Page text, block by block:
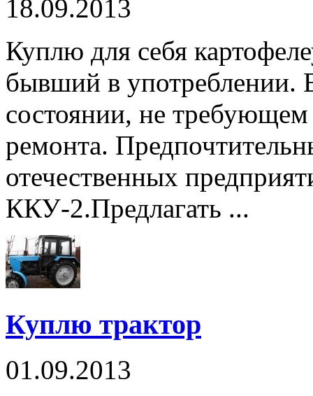
18.09.2013
Куплю для себя
бывший в употреблении.
состоянии, не требующем
ремонта.
отечественных
ККУ-2.Предлагать ...
Куплю трактор
01.09.2013